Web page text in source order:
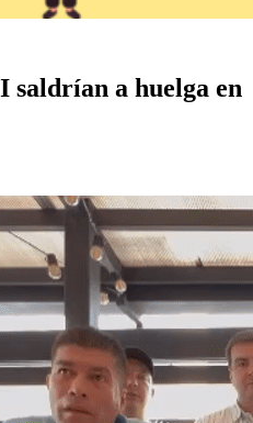
saldrían a huelga en